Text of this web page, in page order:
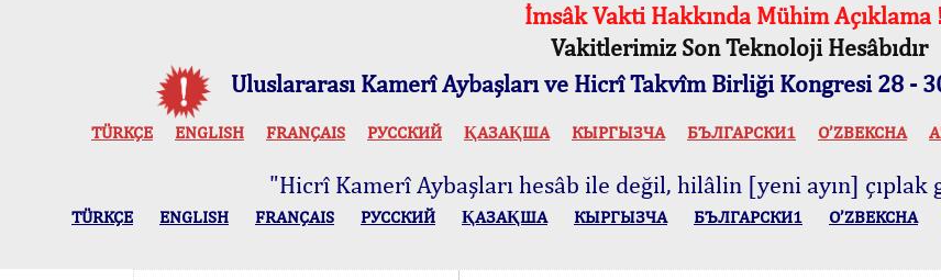
İmsâk Vakti Hakkında Mühim Açıklama
Vakitlerimiz Son Teknoloji Hesâbıdır
Uluslararası Kamerî Aybaşları ve Hicrî Takvîm Birliği Kongresi 28 -
TÜRKÇE ENGLISH FRANÇAIS РУССКИЙ ҚАЗАҚША КЫPГЫЗЧA БЪЛГАРСКИ1 O’ZBEKCHA
"Hicrî Kamerî Aybaşları hesâb ile değil, hilâlin [yeni ayın] çıplak
TÜRKÇE ENGLISH FRANÇAIS РУССКИЙ ҚАЗАҚША КЫPГЫЗЧA БЪЛГАРСКИ1 O’ZBEKCHA